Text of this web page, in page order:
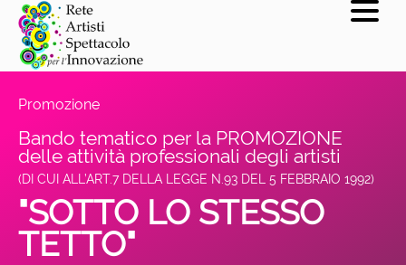
Promozione
Bando tematico per la PROMOZIONE
delle attività professionali degli artisti
(DI CUI ALL’ART.7 DELLA LEGGE N.93 DEL 5 FEBBRAIO 1992)
"SOTTO LO STESSO
TETTO"